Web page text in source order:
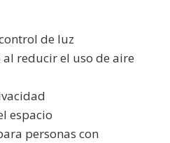
de luz
reducir el uso de aire
espacio
personas con